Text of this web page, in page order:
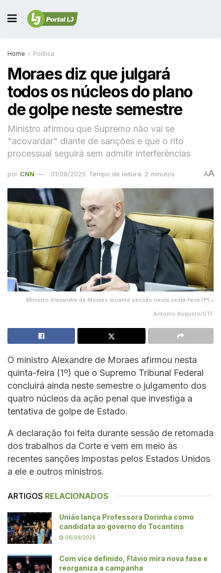
Home Política
Moraes diz que julgará
todos os núcleos do plano
de golpe neste semestre
Ministro afirmou que Supremo não vai se
"acovardar" diante de sanções e que o rito
processual seguirá sem admitir interferências
por CNN 01/08/2025 Tempo de leitura: 2 minutos AA
Ministro Alexandre de Moraes durante sessão nesta sexta-feira (1º) •
Antonio Augusto/STF
O ministro Alexandre de Moraes afirmou nesta
quinta-feira (1º) que o Supremo Tribunal Federal
concluirá ainda neste semestre o julgamento dos
quatro núcleos da ação penal que investiga a
tentativa de golpe de Estado.
A declaração foi feita durante sessão de retomada
dos trabalhos da Corte e vem em meio às
recentes sanções impostas pelos Estados Unidos
a ele e outros ministros.
ARTIGOS RELACIONADOS
União lança Professora Dorinha como
candidata ao governo do Tocantins
06/08/2026
Com vice definido, Flávio mira nova fase e
reorganiza a campanha